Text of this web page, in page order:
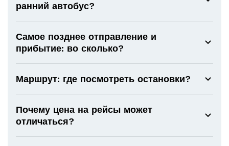
ранний автобус?
Самое позднее отправление и
прибытие: во сколько?
Маршрут: где посмотреть остановки?
Почему цена на рейсы может
отличаться?